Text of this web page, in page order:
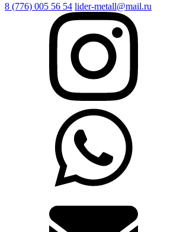
8 (776) 005 56 54 lider-metall@mail.ru